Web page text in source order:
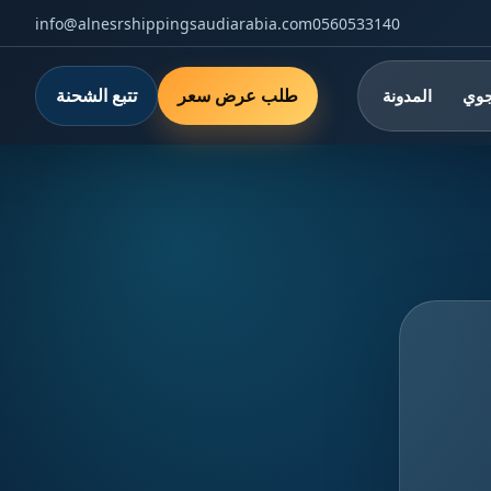
0560533140
info@alnesrshippingsaudiarabia.com
المدونة طلب عرض سعر تتبع الشحنة